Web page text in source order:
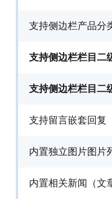
支持侧边栏产品分
支持侧边栏栏目二
支持侧边栏栏目二
支持留言嵌套回复
内置独立图片图片
内置相关新闻（文